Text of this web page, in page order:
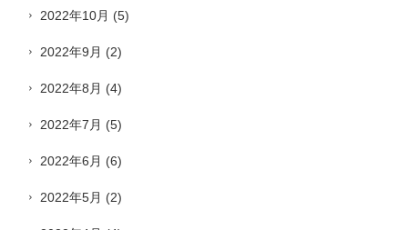
2022年10月 (5)
2022年9月 (2)
2022年8月 (4)
2022年7月 (5)
2022年6月 (6)
2022年5月 (2)